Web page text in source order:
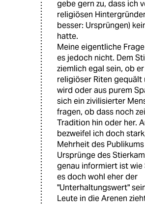
gebe gern zu, dass ich
religiösen
besser: Ursprüngen)
hatte.
Meine eigentliche
es jedoch nicht. Dem
ziemlich egal sein, ob
religiöser Riten
wird oder aus purem
sich ein zivilisierter
fragen, ob dass noch
Tradition hin oder her.
bezweifel ich doch
Mehrheit des
Ursprünge des
genau informiert ist wie
es doch wohl eher der
"Unterhaltungswert"
Leute in die Arenen